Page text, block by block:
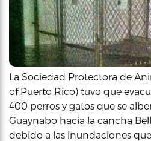
La Sociedad Protectora de
of Puerto Rico) tuvo que
400 perros y gatos que se
Guaynabo hacia la cancha
debido a las inundaciones